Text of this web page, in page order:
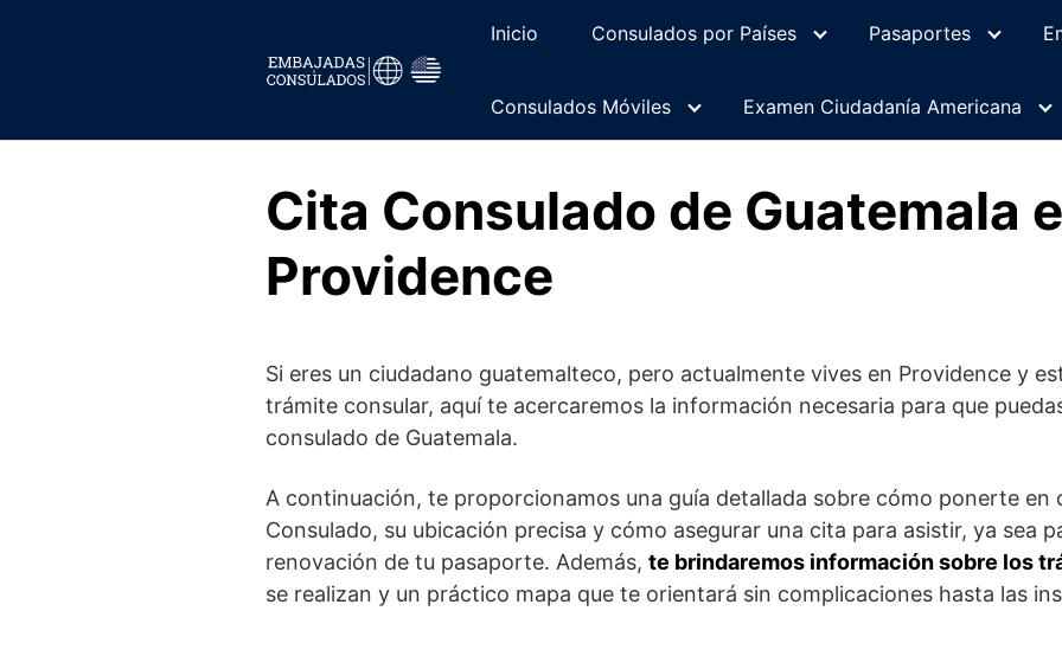
Inicio Consulados por Países Pasaportes
Consulados Móviles Examen Ciudadanía Americana
Cita Consulado de Guatemala
Providence
Si eres un ciudadano guatemalteco, pero actualmente vives en Providence y
trámite consular, aquí te acercaremos la información necesaria para que
consulado de Guatemala.
A continuación, te proporcionamos una guía detallada sobre cómo ponerte en
Consulado, su ubicación precisa y cómo asegurar una cita para asistir, ya sea
renovación de tu pasaporte. Además, te brindaremos información sobre los
se realizan y un práctico mapa que te orientará sin complicaciones hasta las